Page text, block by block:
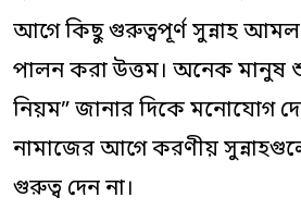
আগে কিছু গুরুত্বপূর্ণ সুন্নাহ
পালন করা উত্তম। অনেক মানুষ
নিয়ম” জানার দিকে মনোযোগ
নামাজের আগে করণীয়
গুরুত্ব দেন না।